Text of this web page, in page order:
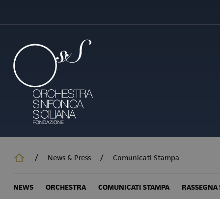
principale
/ News & Press / Comunicati Stampa
NEWS ORCHESTRA COMUNICATI STAMPA RASSEGNA